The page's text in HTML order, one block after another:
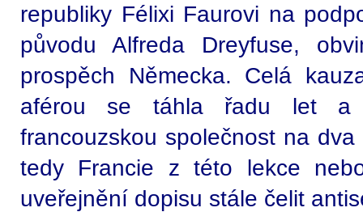
republiky Félixi Faurovi na
původu Alfreda Dreyfuse,
prospěch Německa. Celá
aférou se táhla řadu let a
francouzskou společnost na
tedy Francie z této lekce
uveřejnění dopisu stále čelit